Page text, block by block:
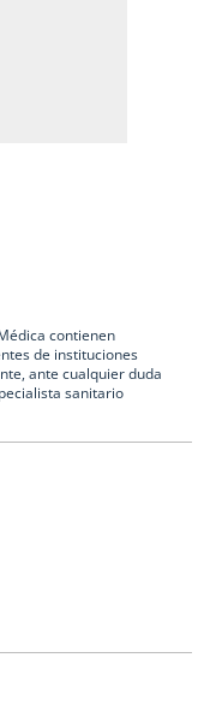
contienen
de instituciones
ante cualquier duda
sanitario